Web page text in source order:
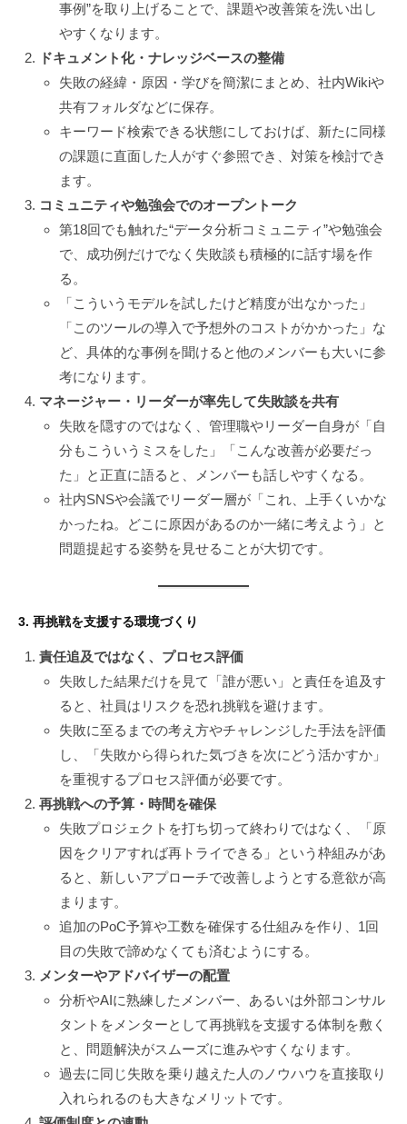
事例”を取り上げることで、課題や改善策を洗い出し
やすくなります。
ドキュメント化・ナレッジベースの整備
失敗の経緯・原因・学びを簡潔にまとめ、社内Wikiや
共有フォルダなどに保存。
キーワード検索できる状態にしておけば、新たに同様
の課題に直面した人がすぐ参照でき、対策を検討でき
ます。
コミュニティや勉強会でのオープントーク
第18回でも触れた“データ分析コミュニティ”や勉強会
で、成功例だけでなく失敗談も積極的に話す場を作
る。
「こういうモデルを試したけど精度が出なかった」
「このツールの導入で予想外のコストがかかった」な
ど、具体的な事例を聞けると他のメンバーも大いに参
考になります。
マネージャー・リーダーが率先して失敗談を共有
失敗を隠すのではなく、管理職やリーダー自身が「自
分もこういうミスをした」「こんな改善が必要だっ
た」と正直に語ると、メンバーも話しやすくなる。
社内SNSや会議でリーダー層が「これ、上手くいかな
かったね。どこに原因があるのか一緒に考えよう」と
問題提起する姿勢を見せることが大切です。
3. 再挑戦を支援する環境づくり
責任追及ではなく、プロセス評価
失敗した結果だけを見て「誰が悪い」と責任を追及す
ると、社員はリスクを恐れ挑戦を避けます。
失敗に至るまでの考え方やチャレンジした手法を評価
し、「失敗から得られた気づきを次にどう活かすか」
を重視するプロセス評価が必要です。
再挑戦への予算・時間を確保
失敗プロジェクトを打ち切って終わりではなく、「原
因をクリアすれば再トライできる」という枠組みがあ
ると、新しいアプローチで改善しようとする意欲が高
まります。
追加のPoC予算や工数を確保する仕組みを作り、1回
目の失敗で諦めなくても済むようにする。
メンターやアドバイザーの配置
分析やAIに熟練したメンバー、あるいは外部コンサル
タントをメンターとして再挑戦を支援する体制を敷く
と、問題解決がスムーズに進みやすくなります。
過去に同じ失敗を乗り越えた人のノウハウを直接取り
入れられるのも大きなメリットです。